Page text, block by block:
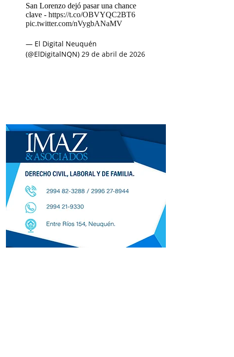
San Lorenzo dejó pasar una chance
clave - https://t.co/OBVYQC2BT6
pic.twitter.com/nVygbANaMV
— El Digital Neuquén
(@ElDigitalNQN) 29 de abril de 2026